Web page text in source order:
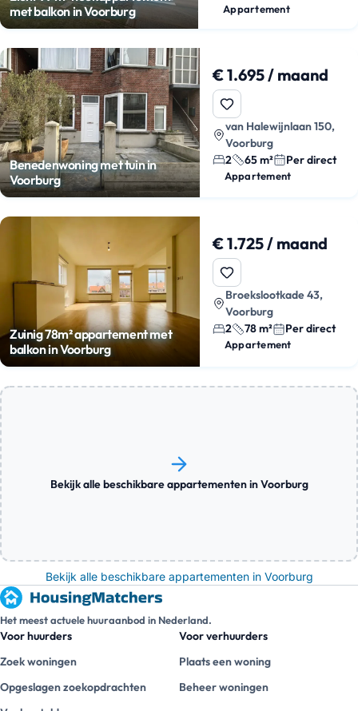
met balkon in Voorburg
Appartement
Benedenwoning met tuin in
Voorburg
€ 1.695 / maand
van Halewijnlaan 150,
Voorburg
2
65 m² Per direct
Appartement
Zuinig 78m² appartement met
balkon in Voorburg
€ 1.725 / maand
Broekslootkade 43,
Voorburg
2
78 m² Per direct
Appartement
Bekijk alle beschikbare appartementen in Voorburg
Bekijk alle beschikbare appartementen in Voorburg
Het meest actuele huuraanbod in Nederland.
Voor huurders
Zoek woningen
Opgeslagen zoekopdrachten
Voor verhuurders
Plaats een woning
Beheer woningen